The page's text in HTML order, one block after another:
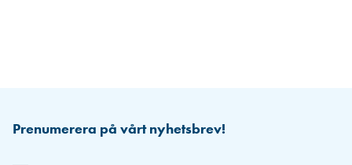
Prenumerera på vårt nyhetsbrev!